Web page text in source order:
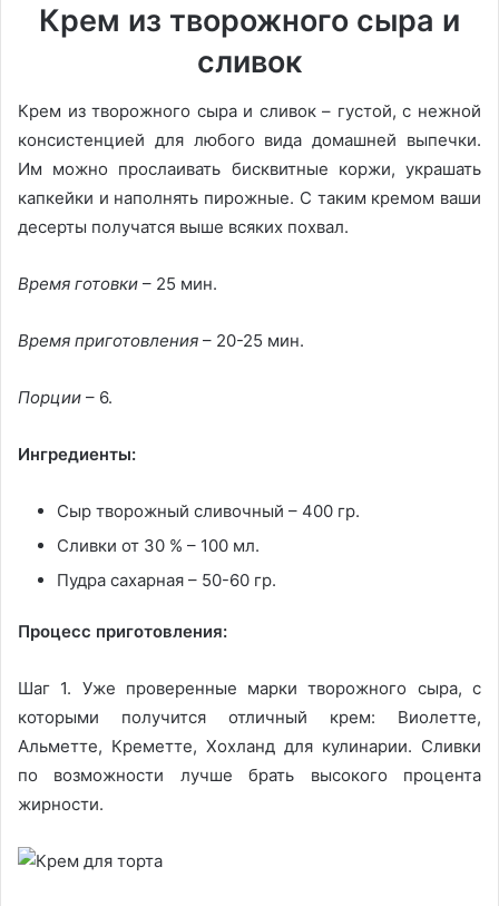
Крем из творожного сыра и
сливок
Крем из творожного сыра и сливок – густой, с нежной
консистенцией для любого вида домашней выпечки.
Им можно прослаивать бисквитные коржи, украшать
капкейки и наполнять пирожные. С таким кремом ваши
десерты получатся выше всяких похвал.
Время готовки – 25 мин.
Время приготовления – 20-25 мин.
Порции – 6.
Ингредиенты:
Сыр творожный сливочный – 400 гр.
Сливки от 30 % – 100 мл.
Пудра сахарная – 50-60 гр.
Процесс приготовления:
Шаг 1. Уже проверенные марки творожного сыра, с
которыми получится отличный крем: Виолетте,
Альметте, Креметте, Хохланд для кулинарии. Сливки
по возможности лучше брать высокого процента
жирности.